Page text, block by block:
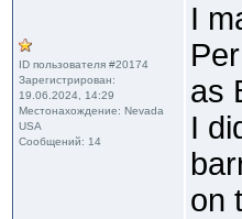
ID пользователя #20174
Зарегистрирован:
19.06.2024, 14:29
Местонахождение: Nevada
USA
Сообщений: 14
I
as
I
on